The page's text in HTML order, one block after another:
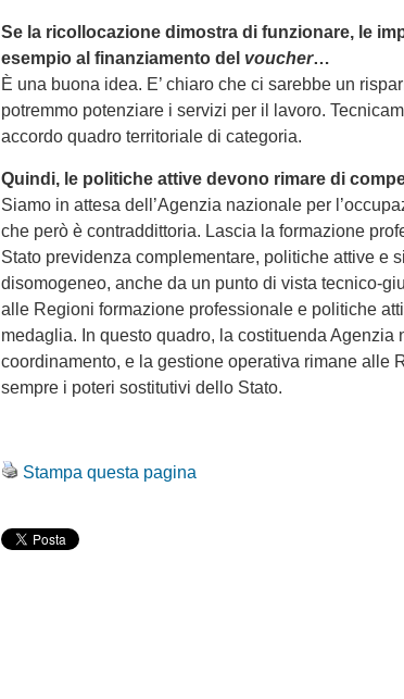
Se la ricollocazione dimostra di funzionare, le
esempio al finanziamento del voucher…
È una buona idea. E’ chiaro che ci sarebbe un
potremmo potenziare i servizi per il lavoro.
accordo quadro territoriale di categoria.
Quindi, le politiche attive devono rimare di
Siamo in attesa dell’Agenzia nazionale per
che però è contraddittoria. Lascia la formazione
Stato previdenza complementare, politiche attive e
disomogeneo, anche da un punto di vista tecnico-
alle Regioni formazione professionale e politiche
medaglia. In questo quadro, la costituenda Agenzia
coordinamento, e la gestione operativa rimane alle
sempre i poteri sostitutivi dello Stato.
Stampa questa pagina